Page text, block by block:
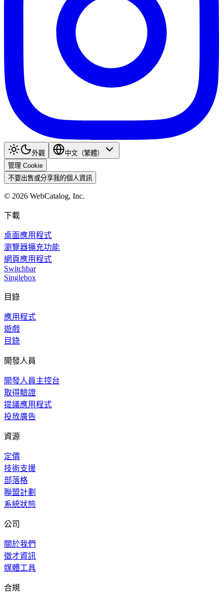
外觀
中文（繁體）
管理 Cookie
不要出售或分享我的個人資訊
© 2026 WebCatalog, Inc.
下載
桌面應用程式
瀏覽器擴充功能
網頁應用程式
Switchbar
Singlebox
目錄
應用程式
遊戲
目錄
開發人員
開發人員主控台
取得驗證
提議應用程式
投放廣告
資源
定價
技術支援
部落格
聯盟計劃
系統狀態
公司
關於我們
徵才資訊
媒體工具
合規